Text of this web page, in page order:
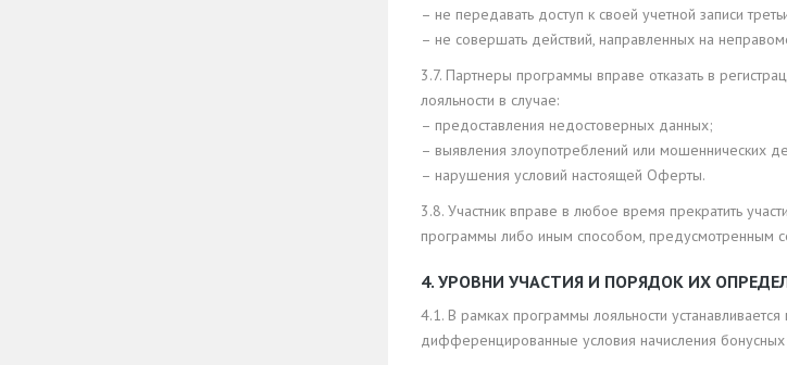
– не передавать доступ к своей учетной записи
– не совершать действий, направленных на
3.7. Партнеры программы вправе отказать в
лояльности в случае:
– предоставления недостоверных данных;
– выявления злоупотреблений или мошеннических
– нарушения условий настоящей Оферты.
3.8. Участник вправе в любое время прекратить
программы либо иным способом, предусмотренным
4. УРОВНИ УЧАСТИЯ И ПОРЯДОК ИХ
4.1. В рамках программы лояльности
дифференцированные условия начисления бонусных